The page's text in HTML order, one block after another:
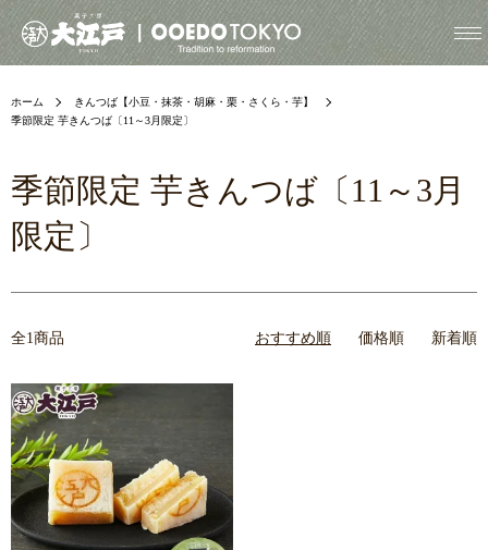
ホーム
きんつば【小豆・抹茶・胡麻・栗・さくら・芋】
季節限定 芋きんつば〔11～3月限定〕
季節限定 芋きんつば〔11～3月
限定〕
全1商品 おすすめ順 価格順 新着順